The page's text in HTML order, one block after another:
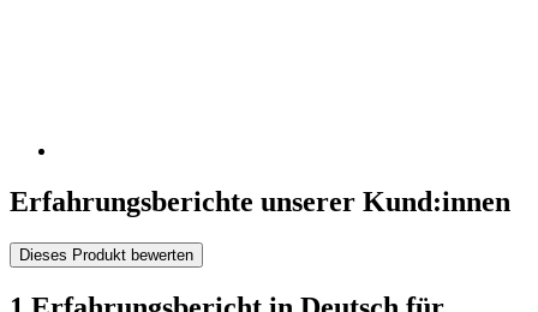
Erfahrungsberichte unserer Kund:innen
Dieses Produkt bewerten